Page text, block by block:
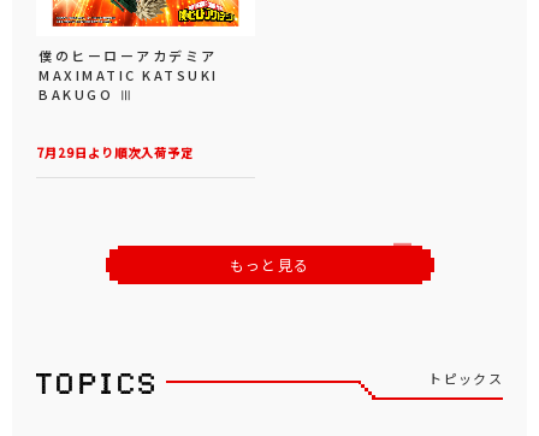
7月29日より順次入荷予定
僕のヒーローアカデミア
MAXIMATIC KATSUKI
BAKUGO Ⅲ
もっと見る
トピックス